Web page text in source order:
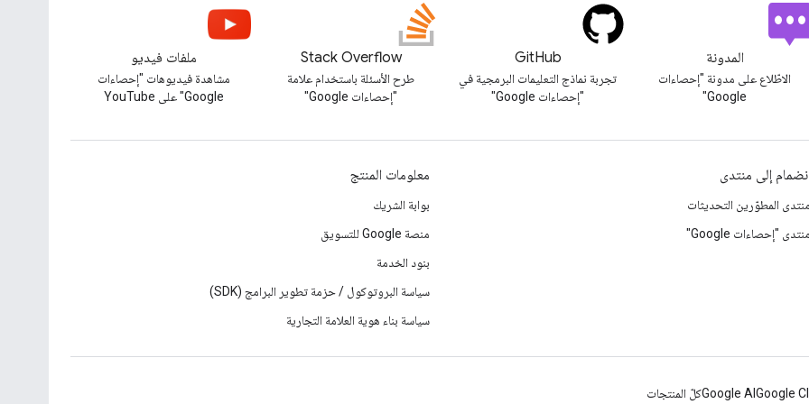
المدونة
الاطّلاع على مدونة "إحصاءات
Google"
GitHub
تجربة نماذج التعليمات البرمجية في
"إحصاءات Google"
Stack Overflow
طرح الأسئلة باستخدام علامة
"إحصاءات Google"
ملفات فيديو
مشاهدة فيديوهات "إحصاءات
Google" على YouTube
انضمام إلى منتدى
منتدى المطوّرين التحديثات
منتدى "إحصاءات Google"
معلومات المنتج
بوابة الشريك
منصة Google للتسويق
بنود الخدمة
سياسة البروتوكول / حزمة تطوير البرامج (SDK)
سياسة بناء هوية العلامة التجارية
Google
Google AIكلّ المنتجات